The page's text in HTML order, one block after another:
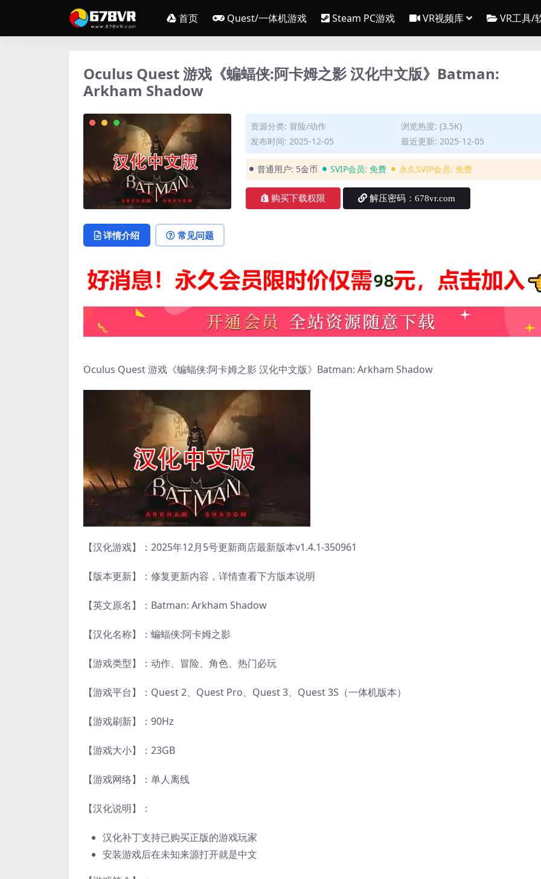
首页 Quest/一体机游戏 Steam PC游戏 VR视频库 VR工具/
Oculus Quest 游戏《蝙蝠侠:阿卡姆之影 汉化中文版》Batman:
Arkham Shadow
资源分类: 冒险/动作
浏览热度: (3.5K)
发布时间: 2025-12-05
最近更新: 2025-12-05
普通用户: 5金币 SVIP会员: 免费 永久SVIP会员: 免费
购买下载权限 解压密码：678vr.com
详情介绍 常见问题
Oculus Quest 游戏《蝙蝠侠:阿卡姆之影 汉化中文版》Batman: Arkham Shadow
【汉化游戏】：2025年12月5号更新商店最新版本v1.4.1-350961
【版本更新】：修复更新内容，详情查看下方版本说明
【英文原名】：Batman: Arkham Shadow
【汉化名称】：蝙蝠侠:阿卡姆之影
【游戏类型】：动作、冒险、角色、热门必玩
【游戏平台】：Quest 2、Quest Pro、Quest 3、Quest 3S（一体机版本）
【游戏刷新】：90Hz
【游戏大小】：23GB
【游戏网络】：单人离线
【汉化说明】：
汉化补丁支持已购买正版的游戏玩家
安装游戏后在未知来源打开就是中文